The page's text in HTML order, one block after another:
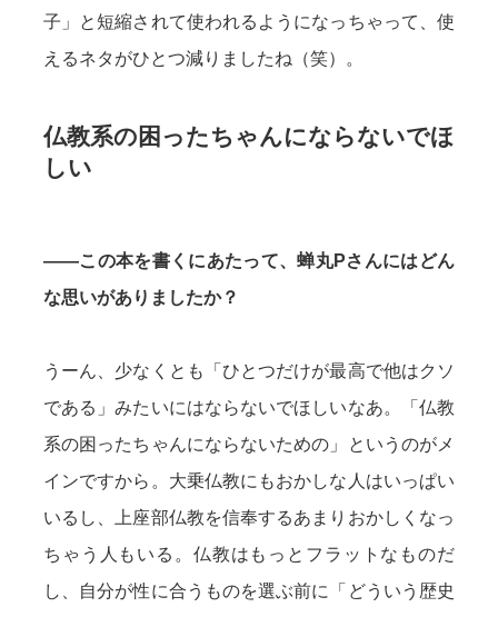
子」と短縮されて使われるようになっちゃって、使
えるネタがひとつ減りましたね（笑）。
仏教系の困ったちゃんにならないでほ
しい
——この本を書くにあたって、蝉丸Pさんにはどん
な思いがありましたか？
うーん、少なくとも「ひとつだけが最高で他はクソ
である」みたいにはならないでほしいなあ。「仏教
系の困ったちゃんにならないための」というのがメ
インですから。大乗仏教にもおかしな人はいっぱい
いるし、上座部仏教を信奉するあまりおかしくなっ
ちゃう人もいる。仏教はもっとフラットなものだ
し、自分が性に合うものを選ぶ前に「どういう歴史